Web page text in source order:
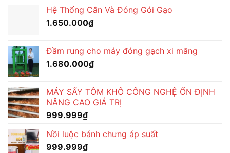
Hệ Thống Cân Và Đóng Gói Gạo
1.650.000₫
Đầm rung cho máy đóng gạch xi măng
1.680.000₫
MÁY SẤY TÔM KHÔ CÔNG NGHỆ ỔN ĐỊNH
NÂNG CAO GIÁ TRỊ
999.999₫
Nồi luộc bánh chưng áp suất
999.999₫